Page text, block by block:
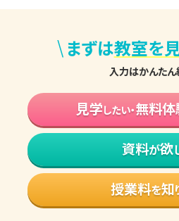
\ まずは教室を
入力はかんたん
見学したい・無料
資料が欲
授業料を知